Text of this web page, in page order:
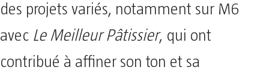
des projets variés, notamment sur M6
avec Le Meilleur Pâtissier, qui ont
contribué à affiner son ton et sa